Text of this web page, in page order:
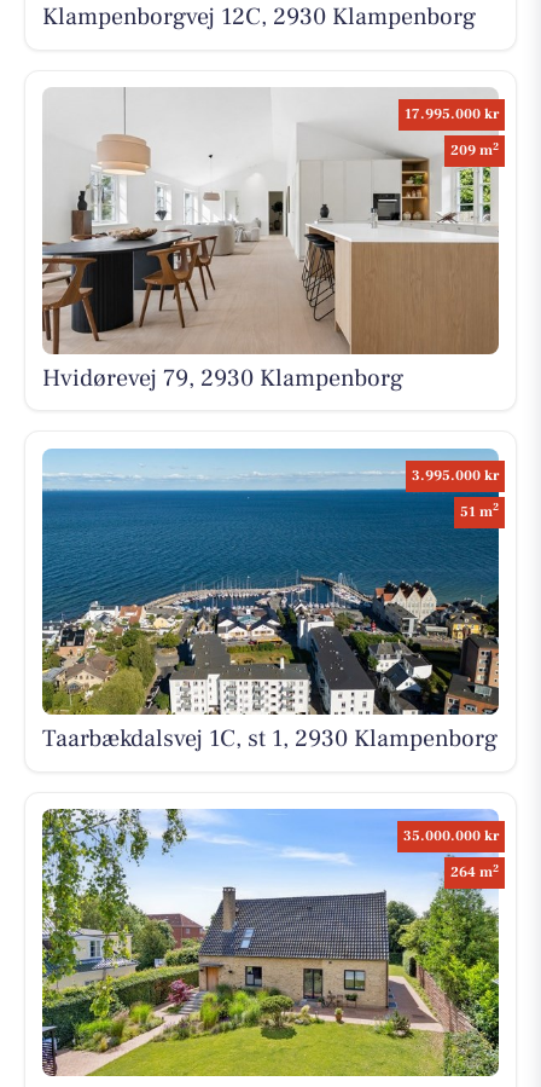
Klampenborgvej 12C, 2930 Klampenborg
17.995.000 kr
209 m2
Hvidørevej 79, 2930 Klampenborg
3.995.000 kr
51 m2
Taarbækdalsvej 1C, st 1, 2930 Klampenborg
35.000.000 kr
264 m2